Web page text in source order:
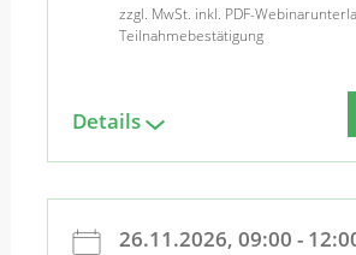
zzgl. MwSt. inkl. PDF-
Teilnahmebestätigung
Details
26.11.2026, 09:00 -